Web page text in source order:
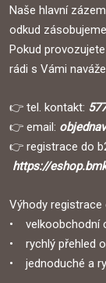
Naše hlavní
odkud
Pokud
rádi s Vámi
👉 tel. kontakt:
👉 email:
👉 registrace do
https://
Výhody registrace
• velkoobchodní
• rychlý přehled
• jednoduché a